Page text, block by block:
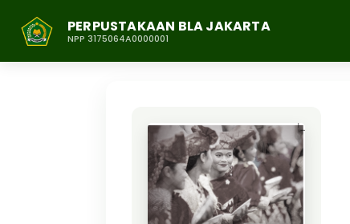
PERPUSTAKAAN BLA JAKARTA
NPP 3175064A0000001